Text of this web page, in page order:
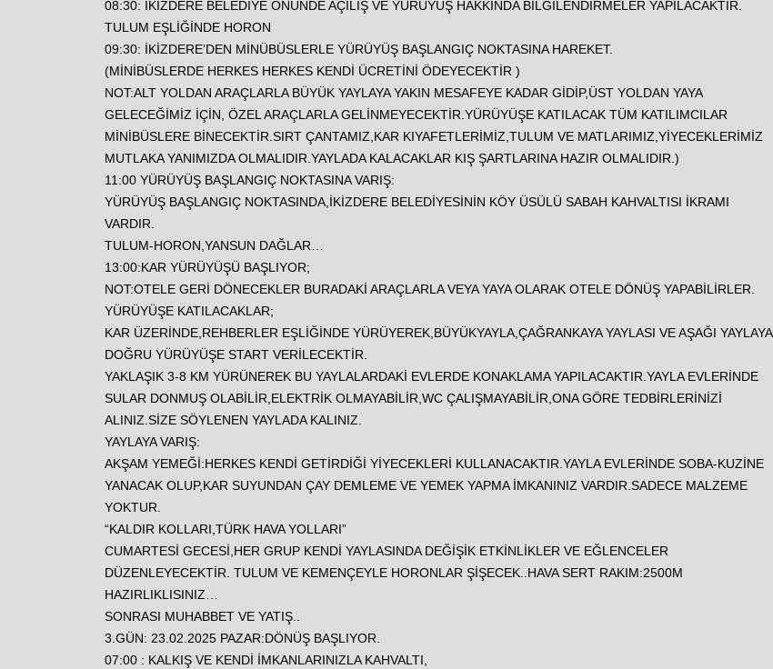
08:30: İKİZDERE BELEDİYE ÖNÜNDE AÇILIŞ VE YÜRÜYÜŞ HAKKINDA BİLGİLENDİRMELER YAPILACAKTIR.
TULUM EŞLİĞİNDE HORON
09:30: İKİZDERE’DEN MİNÜBÜSLERLE YÜRÜYÜŞ BAŞLANGIÇ NOKTASINA HAREKET.
(MİNİBÜSLERDE HERKES HERKES KENDİ ÜCRETİNİ ÖDEYECEKTİR )
NOT:ALT YOLDAN ARAÇLARLA BÜYÜK YAYLAYA YAKIN MESAFEYE KADAR GİDİP,ÜST YOLDAN YAYA
GELECEĞİMİZ İÇİN, ÖZEL ARAÇLARLA GELİNMEYECEKTİR.YÜRÜYÜŞE KATILACAK TÜM KATILIMCILAR
MİNİBÜSLERE BİNECEKTİR.SIRT ÇANTAMIZ,KAR KIYAFETLERİMİZ,TULUM VE MATLARIMIZ,YİYECEKLERİMİZ
MUTLAKA YANIMIZDA OLMALIDIR.YAYLADA KALACAKLAR KIŞ ŞARTLARINA HAZIR OLMALIDIR.)
11:00 YÜRÜYÜŞ BAŞLANGIÇ NOKTASINA VARIŞ:
YÜRÜYÜŞ BAŞLANGIÇ NOKTASINDA,İKİZDERE BELEDİYESİNİN KÖY ÜSÜLÜ SABAH KAHVALTISI İKRAMI
VARDIR.
TULUM-HORON,YANSUN DAĞLAR…
13:00:KAR YÜRÜYÜŞÜ BAŞLIYOR;
NOT:OTELE GERİ DÖNECEKLER BURADAKİ ARAÇLARLA VEYA YAYA OLARAK OTELE DÖNÜŞ YAPABİLİRLER.
YÜRÜYÜŞE KATILACAKLAR;
KAR ÜZERİNDE,REHBERLER EŞLİĞİNDE YÜRÜYEREK,BÜYÜKYAYLA,ÇAĞRANKAYA YAYLASI VE AŞAĞI YAYLAYA
DOĞRU YÜRÜYÜŞE START VERİLECEKTİR.
YAKLAŞIK 3-8 KM YÜRÜNEREK BU YAYLALARDAKİ EVLERDE KONAKLAMA YAPILACAKTIR.YAYLA EVLERİNDE
SULAR DONMUŞ OLABİLİR,ELEKTRİK OLMAYABİLİR,WC ÇALIŞMAYABİLİR,ONA GÖRE TEDBİRLERİNİZİ
ALINIZ.SİZE SÖYLENEN YAYLADA KALINIZ.
YAYLAYA VARIŞ:
AKŞAM YEMEĞİ:HERKES KENDİ GETİRDİĞİ YİYECEKLERİ KULLANACAKTIR.YAYLA EVLERİNDE SOBA-KUZİNE
YANACAK OLUP,KAR SUYUNDAN ÇAY DEMLEME VE YEMEK YAPMA İMKANINIZ VARDIR.SADECE MALZEME
YOKTUR.
“KALDIR KOLLARI,TÜRK HAVA YOLLARI”
CUMARTESİ GECESİ,HER GRUP KENDİ YAYLASINDA DEĞİŞİK ETKİNLİKLER VE EĞLENCELER
DÜZENLEYECEKTİR. TULUM VE KEMENÇEYLE HORONLAR ŞİŞECEK..HAVA SERT RAKIM:2500M
HAZIRLIKLISINIZ…
SONRASI MUHABBET VE YATIŞ..
3.GÜN: 23.02.2025 PAZAR:DÖNÜŞ BAŞLIYOR.
07:00 : KALKIŞ VE KENDİ İMKANLARINIZLA KAHVALTI,